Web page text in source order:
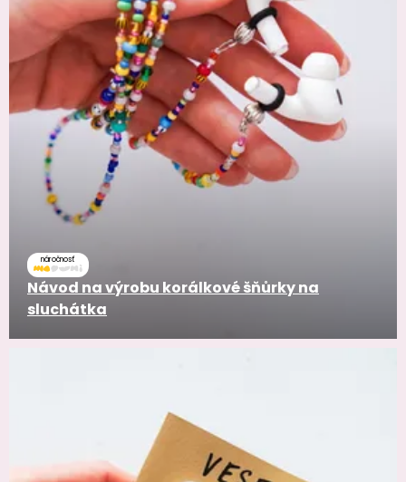
náročnosť
Návod na výrobu korálkové šňůrky na
sluchátka